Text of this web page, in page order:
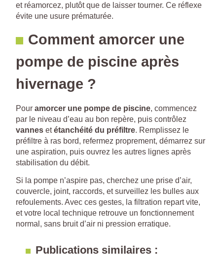
et réamorcez, plutôt que de laisser tourner. Ce réflexe
évite une usure prématurée.
Comment amorcer une
pompe de piscine après
hivernage ?
Pour amorcer une pompe de piscine, commencez
par le niveau d’eau au bon repère, puis contrôlez
vannes etétanchéité du préfiltre. Remplissez le
préfiltre à ras bord, refermez proprement, démarrez sur
une aspiration, puis ouvrez les autres lignes après
stabilisation du débit.
Si la pompe n’aspire pas, cherchez une prise d’air,
couvercle, joint, raccords, et surveillez les bulles aux
refoulements. Avec ces gestes, la filtration repart vite,
et votre local technique retrouve un fonctionnement
normal, sans bruit d’air ni pression erratique.
Publications similaires :